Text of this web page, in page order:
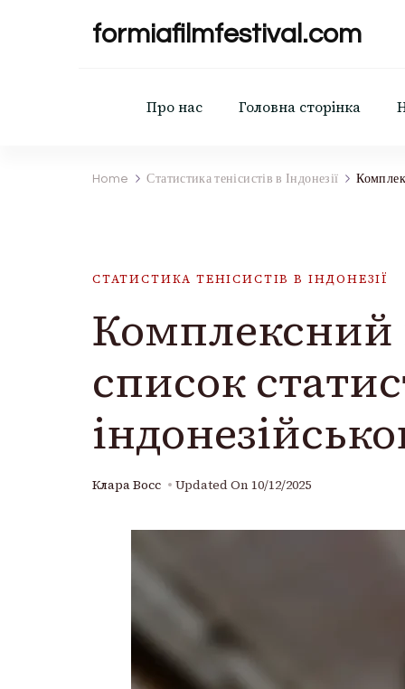
formiafilmfestival.com
Про нас Головна сторінка
Home Статистика тенісистів в Індонезії
СТАТИСТИКА ТЕНІСИСТІВ В ІНДОНЕЗІЇ
Комплексний
список
Клара Восс Updated On 10/12/2025